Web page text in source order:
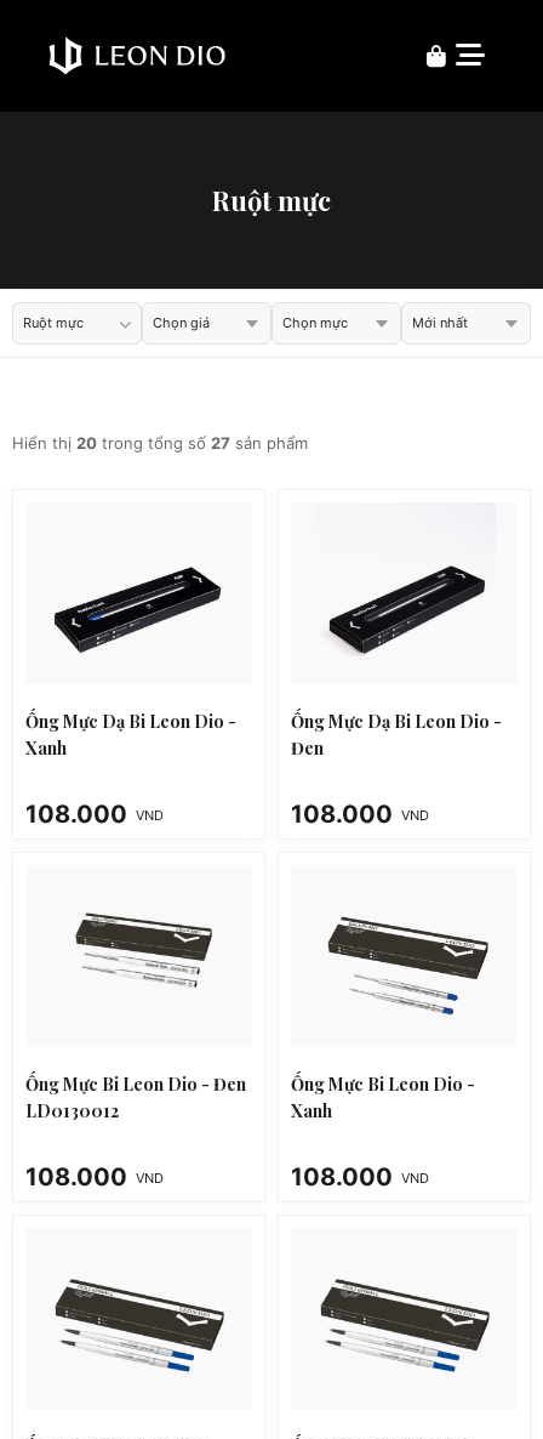
Ruột mực
Ruột mực
Hiển thị 20 trong tổng số 27 sản phẩm
Ống Mực Dạ Bi Leon Dio -
Xanh
108.000 VND
Ống Mực Dạ Bi Leon Dio -
Đen
108.000 VND
Ống Mực Bi Leon Dio - Đen
LD0130012
108.000 VND
Ống Mực Bi Leon Dio -
Xanh
108.000 VND